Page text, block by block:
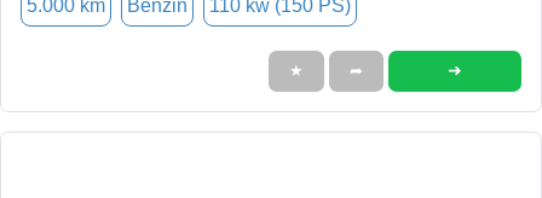
5.000 km Benzin 110 kw (150 PS)
★ ➦ ➜